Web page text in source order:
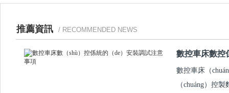
推薦資訊 / RECOMMENDED NEWS
數控車床數控
數控車床（
（chuáng）控